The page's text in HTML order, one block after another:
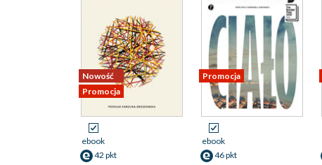
Nowość
Promocja
ebook
42 pkt
Promocja
ebook
46 pkt